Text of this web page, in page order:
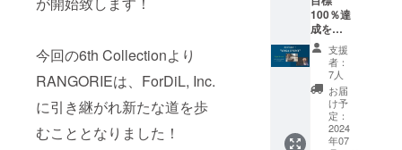
今回の6th Collectionより
RANGORIEは、ForDiL, Inc.
に引き継がれ新たな道を歩
むこととなりました！
かご希
望の
キット
をオプ
ション
でお選
びくだ
さい ※
原材料
及び添
りお礼
の動画
& 手書
きのお
手紙 ②
食べロ
グカ
レー百
名店ボ
ンベイ
100％達
成を祝
して特
別イベ
ントを
開催★
夜の江
ノ島で
過ごす
スペ
支援
者：
7人
お届
け予
定：
2024
年07